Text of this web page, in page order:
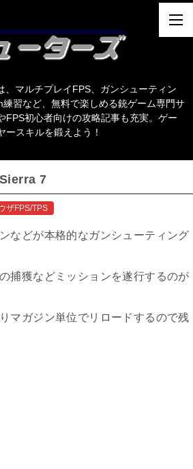
、マルチプレイFPS、ガンシューティン
習など、無料で楽しめる銃ゲーム専門サ
FPS初心者向けの攻略記事も充実。ゲー
ースキルを鍛えよう！
7
ザFPS/TPS
などが本格的なガンシューティング
捕獲などミッションを遂行するのが
マガジン単位でリロードするので残